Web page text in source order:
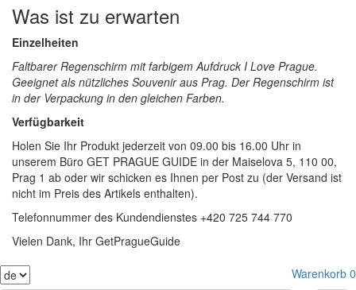
Was ist zu erwarten
Einzelheiten
Faltbarer Regenschirm mit farbigem Aufdruck I Love Prague.
Geeignet als nützliches Souvenir aus Prag. Der Regenschirm ist
in der Verpackung in den gleichen Farben.
Verfügbarkeit
Holen Sie Ihr Produkt jederzeit von 09.00 bis 16.00 Uhr in
unserem Büro GET PRAGUE GUIDE in der Maiselova 5, 110 00,
Prag 1 ab oder wir schicken es Ihnen per Post zu (der Versand ist
nicht im Preis des Artikels enthalten).
Telefonnummer des Kundendienstes +420 725 744 770
Vielen Dank, Ihr GetPragueGuide
Warenkorb 0